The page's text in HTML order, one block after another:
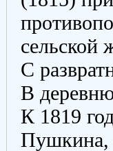
сельской
С
В
К 1819
Пушкина,